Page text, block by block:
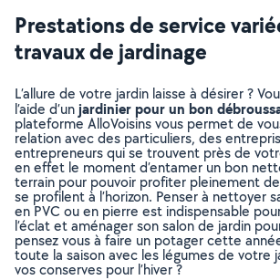
Prestations de service
travaux de jardinage
L’allure de votre jardin laisse à désirer ?
l’aide d’unjardinier pour un bon
plateforme AlloVoisins vous permet de
relation avec des particuliers, des
entrepreneurs qui se trouvent près de
en effet le moment d’entamer un bon
terrain pour pouvoir profiter pleinement
se profilent à l’horizon. Penser à nettoyer
en PVC ou en pierre est indispensable
l’éclat et aménager son salon de jardin
pensez vous à faire un potager cette
toute la saison avec les légumes de votre
vos conserves pour l’hiver ?